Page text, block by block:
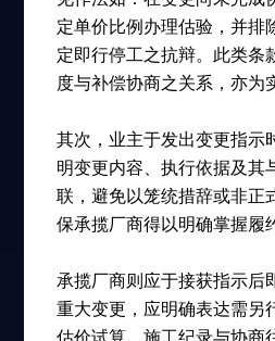
定单价比例办理估验，并排
定即行停工之抗辩。此类条
度与补偿协商之关系，亦为
其次，业主于发出变更指示
明变更内容、执行依据及其
联，避免以笼统措辞或非正
保承揽厂商得以明确掌握履
承揽厂商则应于接获指示后
重大变更，应明确表达需另
估价试算、施工纪录与协商